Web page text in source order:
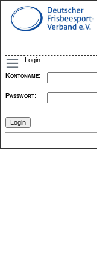
Login
Kontoname:
Passwort: